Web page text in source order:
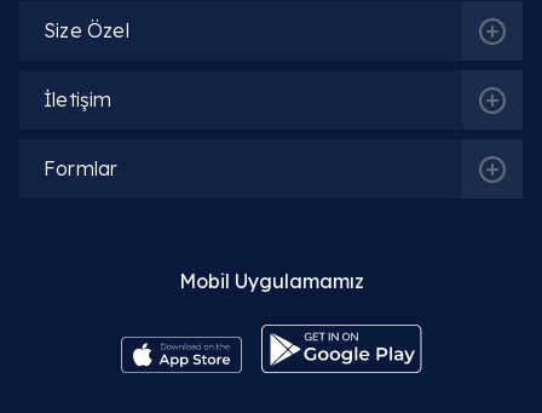
Size Özel
İletişim
Formlar
Mobil Uygulamamız